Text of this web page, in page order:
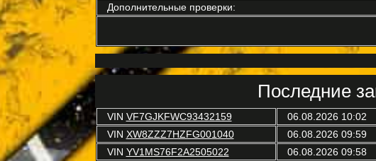
Дополнительные проверки:
Последние
VIN VF7GJKFWC93432159 06.08.2026 10:02
VIN XW8ZZZ7HZFG001040 06.08.2026 09:59
VIN YV1MS76F2A2505022 06.08.2026 09:58